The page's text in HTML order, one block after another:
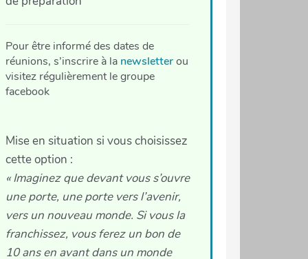
Pour être informé des dates de
réunions, s’inscrire à la newsletterou
visitez régulièrement le groupe
facebook
Mise en situation si vous choisissez
cette option :
« Imaginez que devant vous s’ouvre
une porte, une porte vers l’avenir,
vers un nouveau monde. Si vous la
franchissez, vous ferez un bon de
10 ans en avant dans un monde